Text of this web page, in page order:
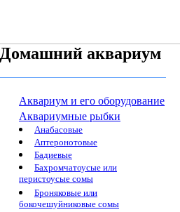
Домашний аквариум
Аквариум и его оборудование
Аквариумные рыбки
Анабасовые
Аптеронотовые
Бадиевые
Бахромчатоусые или
перистоусые сомы
Броняковые или
бокочешуйниковые сомы